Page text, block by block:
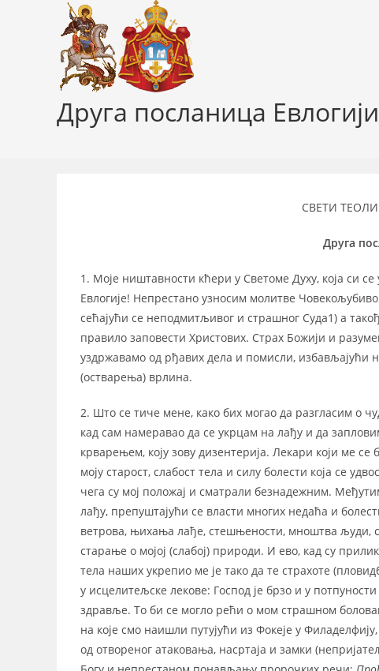
Друга посланица Евлогији
СВЕТИ
Друга
1. Моје ништавности кћери у Светоме Духу, која си
Евлогије! Непрестано узносим молитве
сећајући се неподмитљивог и страшног Суда1) а
правило заповести Христових. Страх Божији и
уздржавамо од рђавих дела и помисли, избављајући
(остварења) врлина.
2. Што се тиче мене, како бих могао да разгласим о
кад сам намеравао да се укрцам на лађу и да
крварењем, коју зову дизентерија. Лекари који ме
моју старост, слабост тела и силу болести која се
чега су мој положај и сматрали безнадежним.
лађу, препуштајући се власти многих недаћа и
ветрова, њихања лађе, стешњености, мноштва људи,
старање о мојој (слабој) природи. И ево, кад су
тела наших укрепио ме је тако да те страхоте
у исцелитељске лекове: Господ је брзо и у
здравље. То би се могло рећи о мом страшном
на које смо наишли путујући из Фокеје у
од отвореног атаковања, насртаја и замки